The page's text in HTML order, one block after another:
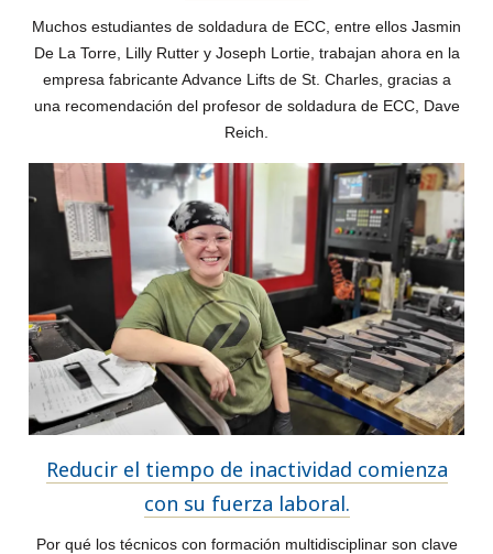
Muchos estudiantes de soldadura de ECC, entre ellos Jasmin
De La Torre, Lilly Rutter y Joseph Lortie, trabajan ahora en la
empresa fabricante Advance Lifts de St. Charles, gracias a
una recomendación del profesor de soldadura de ECC, Dave
Reich.
Reducir el tiempo de inactividad comienza
con su fuerza laboral.
Por qué los técnicos con formación multidisciplinar son clave